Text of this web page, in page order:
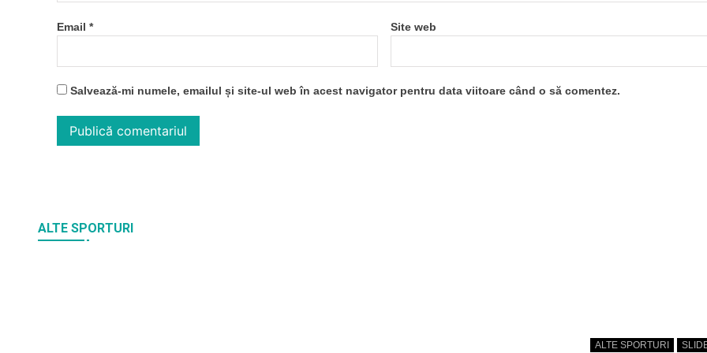
Email * Site web
Salvează-mi numele, emailul și site-ul web în acest navigator pentru data viitoare când o să comentez.
ALTE SPORTURI
ALTE SPORTURI